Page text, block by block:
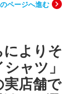
ページへ進む
よりそ
ャツ」
実店舗で